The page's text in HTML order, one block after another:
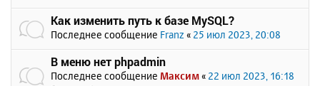
Как изменить путь к базе MySQL?
Последнее сообщение Franz « 25 июл 2023, 20:08
В меню нет phpadmin
Последнее сообщение Максим « 22 июл 2023, 16:18